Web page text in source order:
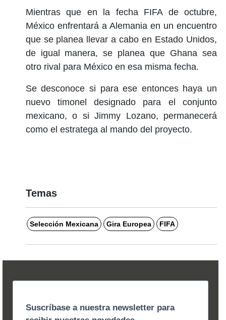
Mientras que en la fecha FIFA de octubre,
México enfrentará a Alemania en un encuentro
que se planea llevar a cabo en Estado Unidos,
de igual manera, se planea que Ghana sea
otro rival para México en esa misma fecha.
Se desconoce si para ese entonces haya un
nuevo timonel designado para el conjunto
mexicano, o si Jimmy Lozano, permanecerá
como el estratega al mando del proyecto.
Temas
Selección Mexicana Gira Europea FIFA